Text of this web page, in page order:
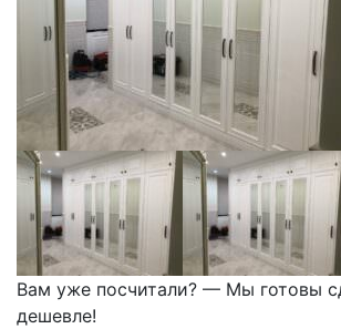
Вам уже посчитали? — Мы готовы
дешевле!